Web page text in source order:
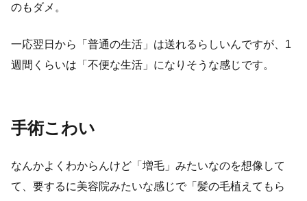
のもダメ。
一応翌日から「普通の生活」は送れるらしいんですが、1
週間くらいは「不便な生活」になりそうな感じです。
手術こわい
なんかよくわからんけど「増毛」みたいなのを想像して
て、要するに美容院みたいな感じで「髪の毛植えてもら